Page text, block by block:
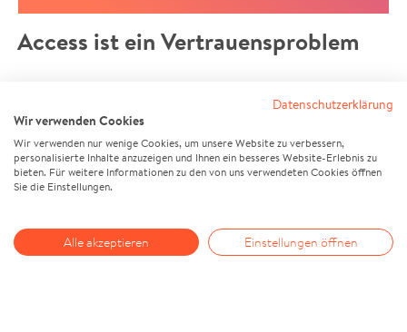
Access ist ein Vertrauensproblem
Datenschutzerklärung
Wir verwenden Cookies
Wir verwenden nur wenige Cookies, um unsere Website zu verbessern,
personalisierte Inhalte anzuzeigen und Ihnen ein besseres Website-Erlebnis zu
bieten. Für weitere Informationen zu den von uns verwendeten Cookies öffnen
Sie die Einstellungen.
Alle akzeptieren Einstellungen öffnen